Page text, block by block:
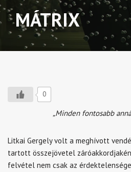
MÁTRIX
0
„Minden fontosabb
Litkai Gergely volt a meghívott
tartott összejövetel
felvétel nem csak az